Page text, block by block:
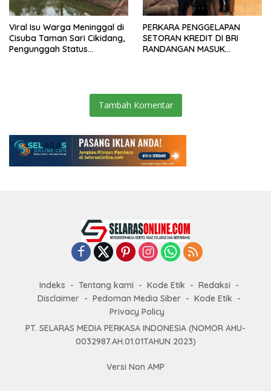
Viral Isu Warga Meninggal di
Cisuba Taman Sari Cikidang,
Pengunggah Status
PERKARA PENGGELAPAN
SETORAN KREDIT DI BRI
RANDANGAN MASUK
Tambah Komentar
Indeks Tentang kami Kode Etik
Redaksi
Disclaimer
Pedoman Media Siber
Kode Etik
Privacy Policy
PT. SELARAS MEDIA PERKASA INDONESIA (NOMOR AHU-
0032987.AH.01.01TAHUN 2023)
Versi Non AMP